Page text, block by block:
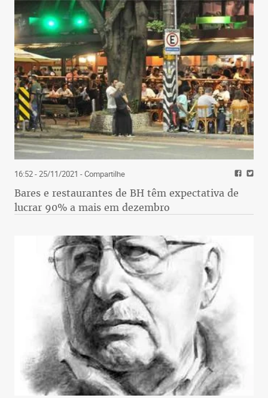
16:52 - 25/11/2021 - Compartilhe
Bares e restaurantes de BH têm expectativa de
lucrar 90% a mais em dezembro